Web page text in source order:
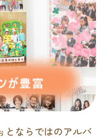
とならではのアルバ